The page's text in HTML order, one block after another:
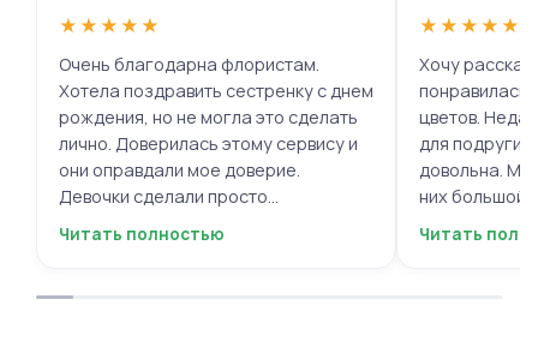
★★★★★
Очень благодарна флористам.
Хотела поздравить сестренку с днем
рождения, но не могла это сделать
лично. Доверилась этому сервису и
они оправдали мое доверие.
Девочки сделали просто
фантастическую цветочную
для согласования. Все заботливо
Читать полностью
★★★★★
Хочу
понравилась
цветов.
для подруги,
довольна.
них большой
композиций,
Читать